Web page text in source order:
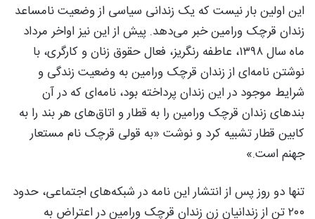
این اولین بار نیست که یک زندانی سیاسی از وضعیت نامساعد
زندان قرچک ورامین خبر می‌دهد. پیش از این نیز اواخر مرداد
ماه سال ۱۳۹۸، عاطفه رنگریز، فعال حقوق زنان و کارگری، با
نوشتن نامه‌ای از زندان قرچک ورامین به وضعیت زندگی و
شرایط موجود در این زندان پرداخته بود،‌ نامه‌ای که در آن
بند‌های زندان قرچک ورامین را به قطار و اتاق‌های هر بند را به
کابین قطار تشبیه کرد و نوشت «به قولی قرچک نام مستعار
جهنم است.»
تنها دو روز پس از انتشار این نامه در شبکه‌های اجتماعی، حدود
۲۰۰ تن از زندانیان زن زندان قرچک ورامین در اعتراض به